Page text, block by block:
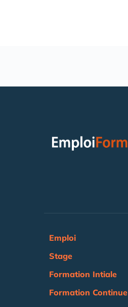
Emploi
Stage
Formation Intiale
Formation Continue